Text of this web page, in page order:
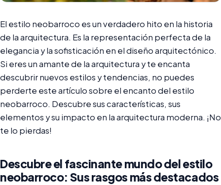
El estilo neobarroco es un verdadero hito en la historia
de la arquitectura. Es la representación perfecta de la
elegancia y la sofisticación en el diseño arquitectónico.
Si eres un amante de la arquitectura y te encanta
descubrir nuevos estilos y tendencias, no puedes
perderte este artículo sobre el encanto del estilo
neobarroco. Descubre sus características, sus
elementos y su impacto en la arquitectura moderna. ¡No
te lo pierdas!
Descubre el fascinante mundo del estilo
neobarroco: Sus rasgos más destacados